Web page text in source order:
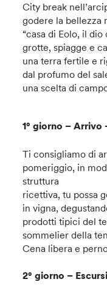
City break
godere la bellezza
“casa di Eolo, il
grotte, spiagge e
una terra fertile e
dal profumo del
una scelta di
1° giorno –
Ti consigliamo di
pomeriggio, in
struttura
ricettiva, tu possa
in vigna,
prodotti tipici del
sommelier della
Cena libera e
2° giorno –